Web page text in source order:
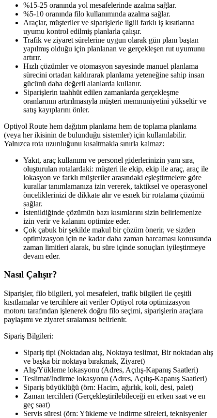
%15-25 oranında yol mesafelerinde azalma sağlar.
%5-10 oranında filo kullanımında azalma sağlar.
Araçlar, müşteriler ve siparişlerle ilgili farklı iş kısıtlarına
uyumu kontrol edilmiş planlarla çalışır.
Trafik ve ziyaret sürelerine uygun olarak gün planı baştan
yapılmış olduğu için planlanan ve gerçekleşen rut uyumunu
artırır.
Hızlı çözümler ve otomasyon sayesinde manuel planlama
sürecini ortadan kaldırarak planlama yeteneğine sahip insan
gücünü daha değerli alanlarda kullanır.
Siparişlerin taahhüt edilen zamanlarda gerçekleşme
oranlarının artırılmasıyla müşteri memnuniyetini yükseltir ve
satış kayıplarını önler.
Optiyol Route hem dağıtım planlama hem de toplama planlama
(veya her ikisinin de bulunduğu sistemler) için kullanılabilir.
Yalnızca rota uzunluğunu kısaltmakla sınırla kalmaz:
Yakıt, araç kullanımı ve personel giderlerinizin yanı sıra,
oluşturulan rotalardaki: müşteri ile ekip, ekip ile araç, araç ile
lokasyon ve farklı müşteriler arasındaki eşleştirmelere göre
kurallar tanımlamanıza izin vererek, taktiksel ve operasyonel
önceliklerinizi de dikkate alır ve esnek bir rotalama çözümü
sağlar.
İstenildiğinde çözümün bazı kısımlarını sizin belirlemenize
izin verir ve kalanını optimize eder.
Çok çabuk bir şekilde makul bir çözüm önerir, ve sizden
optimizasyon için ne kadar daha zaman harcaması konusunda
zaman limitleri alarak, bu süre içinde sonuçları iyileştirmeye
devam eder.
Nasıl Çalışır?
Siparişler, filo bilgileri, yol mesafeleri, trafik bilgileri ile çeşitli
kısıtlamalar ve tercihlere ait veriler Optiyol rota optimizasyon
motoru tarafından işlenerek doğru filo seçimi, siparişlerin araçlara
paylaşımı ve ziyaret sıralaması belirlenir.
Sipariş Bilgileri:
Sipariş tipi (Noktadan alış, Noktaya teslimat, Bir noktadan alış
ve başka bir noktaya bırakmak, Ziyaret)
Alış/Yükleme lokasyonu (Adres, Açılış-Kapanış Saatleri)
Teslimat/İndirme lokasyonu (Adres, Açılış-Kapanış Saatleri)
Sipariş büyüklüğü (örn: Hacim, ağırlık, koli, desi, palet)
Zaman tercihleri (Gerçekleştirilebileceği en erken saat ve en
geç saat)
Servis süresi (örn: Yükleme ve indirme süreleri, teknisyenler